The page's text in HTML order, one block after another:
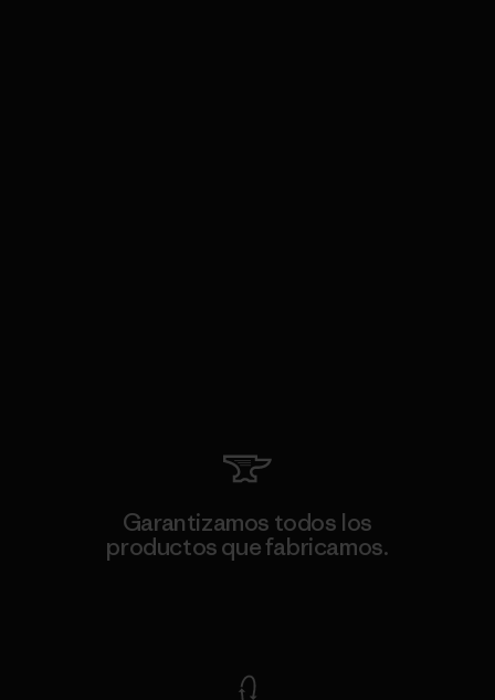
Garantizamos todos los
productos que fabricamos.